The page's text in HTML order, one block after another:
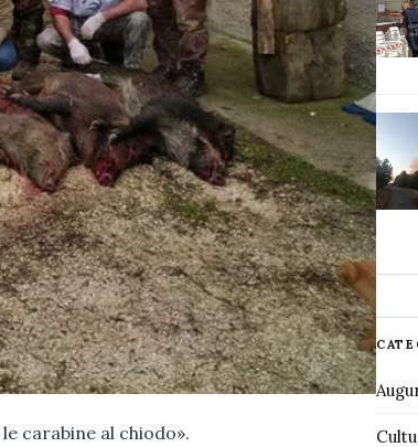
carabine al chiodo».